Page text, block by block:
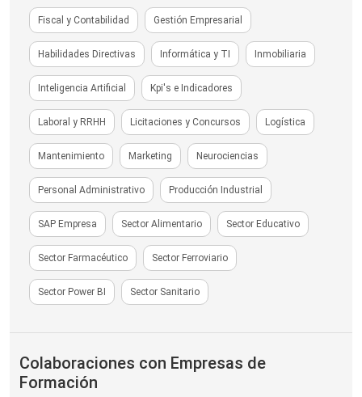
Fiscal y Contabilidad Gestión Empresarial
Habilidades Directivas Informática y TI Inmobiliaria
Inteligencia Artificial Kpi's e Indicadores
Laboral y RRHH Licitaciones y Concursos Logística
Mantenimiento Marketing Neurociencias
Personal Administrativo Producción Industrial
SAP Empresa Sector Alimentario Sector Educativo
Sector Farmacéutico Sector Ferroviario
Sector Power BI Sector Sanitario
Colaboraciones con Empresas de
Formación